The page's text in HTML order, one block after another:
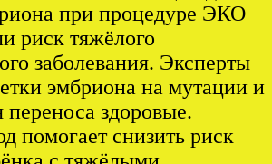
при процедуре ЭКО
риск тяжёлого
заболевания. Эксперты
эмбриона на мутации и
здоровые.
помогает снизить риск